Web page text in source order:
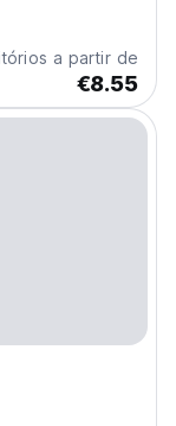
you’ll
a partir de
€8.55